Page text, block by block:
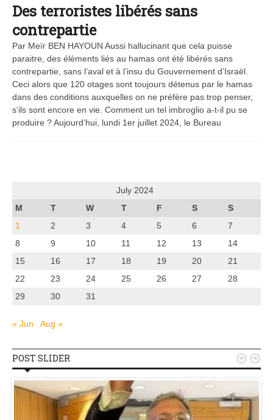
Des terroristes libérés sans
contrepartie
Par Meïr BEN HAYOUN Aussi hallucinant que cela puisse
paraitre, des éléments liés au hamas ont été libérés sans
contrepartie, sans l’aval et à l’insu du Gouvernement d’Israël.
Ceci alors que 120 otages sont toujours détenus par le hamas
dans des conditions auxquelles on ne préfère pas trop penser,
s’ils sont encore en vie. Comment un tel imbroglio a-t-il pu se
produire ? Aujourd’hui, lundi 1er juillet 2024, le Bureau
July 2024
M
T W T F S
S
1
2 3 4 5 6
7
8
9 10 11 12 13
14
15
16 17 18 19 20
21
22
23 24 25 26 27
28
29
30 31
« Jun Aug »
POST SLIDER  